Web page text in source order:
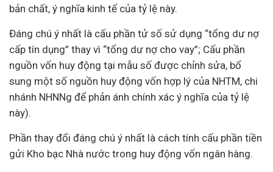
bản chất, ý nghĩa kinh tế của tỷ lệ này.
Đáng chú ý nhất là cấu phần tử số sử dụng “tổng dư nợ
cấp tín dụng” thay vì “tổng dư nợ cho vay”; Cấu phần
nguồn vốn huy động tại mẫu số được chỉnh sửa, bổ
sung một số nguồn huy động vốn hợp lý của NHTM, chi
nhánh NHNNg để phản ánh chính xác ý nghĩa của tỷ lệ
này).
Phần thay đổi đáng chú ý nhất là cách tính cấu phần tiền
gửi Kho bạc Nhà nước trong huy động vốn ngân hàng.